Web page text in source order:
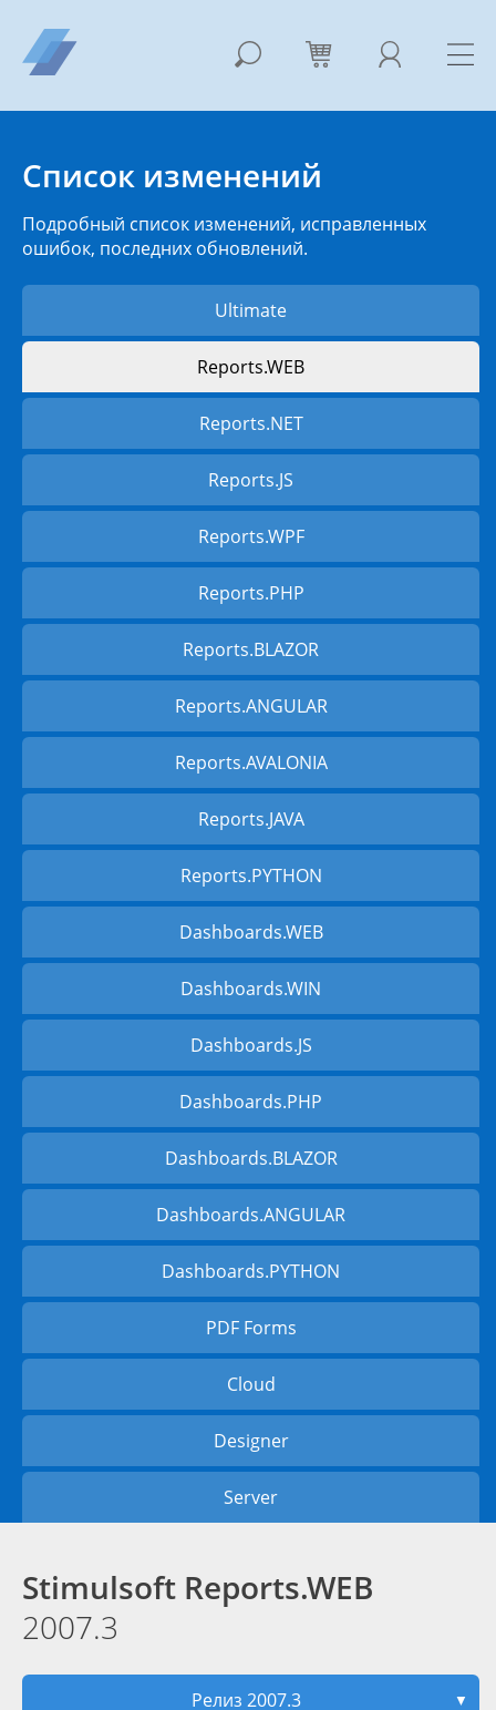
Список изменений
Подробный список изменений, исправленных
ошибок, последних обновлений.
Ultimate
Reports.WEB
Reports.NET
Reports.JS
Reports.WPF
Reports.PHP
Reports.BLAZOR
Reports.ANGULAR
Reports.AVALONIA
Reports.JAVA
Reports.PYTHON
Dashboards.WEB
Dashboards.WIN
Dashboards.JS
Dashboards.PHP
Dashboards.BLAZOR
Dashboards.ANGULAR
Dashboards.PYTHON
PDF Forms
Cloud
Designer
Server
Stimulsoft Reports.WEB
2007.3
Релиз 2007.3 ▼